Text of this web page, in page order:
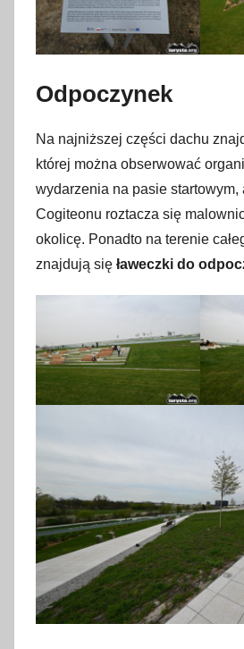
Odpoczynek
Na najniższej części dachu
której można obserwować
wydarzenia na pasie startowym,
Cogiteonu roztacza się
okolicę. Ponadto na terenie
znajdują się ławeczki do